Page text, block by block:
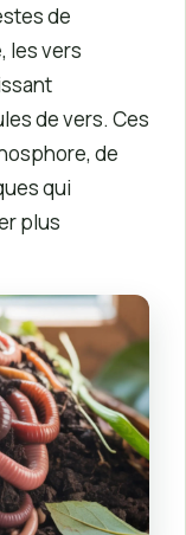
de
les vers
de vers. Ces
de
qui
plus